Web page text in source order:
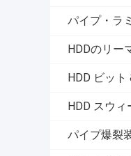
パイプ・ラ
HDDのリー
HDD ビット
HDD スウィ
パイプ爆裂